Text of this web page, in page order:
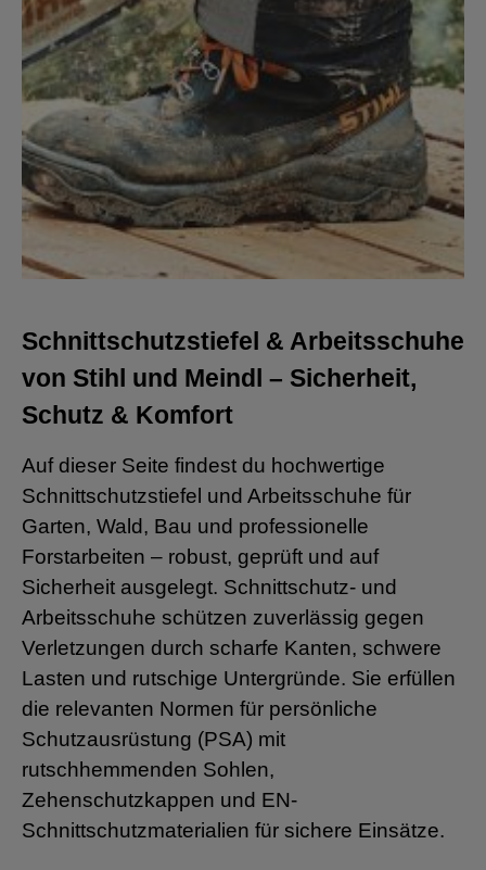
Schnittschutzstiefel & Arbeitsschuhe
von Stihl und Meindl – Sicherheit,
Schutz & Komfort
Auf dieser Seite findest du hochwertige
Schnittschutzstiefel und Arbeitsschuhe für
Garten, Wald, Bau und professionelle
Forstarbeiten – robust, geprüft und auf
Sicherheit ausgelegt. Schnittschutz- und
Arbeitsschuhe schützen zuverlässig gegen
Verletzungen durch scharfe Kanten, schwere
Lasten und rutschige Untergründe. Sie erfüllen
die relevanten Normen für persön­liche
Schutzausrüstung (PSA) mit
rutschhemmenden Sohlen,
Zehenschutzkappen und EN-
Schnittschutzmaterialien für sichere Einsätze.